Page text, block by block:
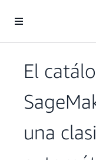
El
una